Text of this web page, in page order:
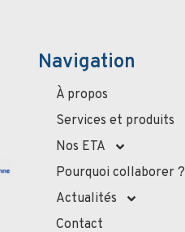
Navigation
À propos
Services et produits
Nos ETA
Pourquoi collaborer ?
Actualités
Contact